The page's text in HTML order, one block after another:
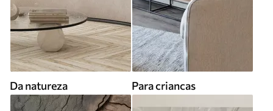
Da natureza Para criancas